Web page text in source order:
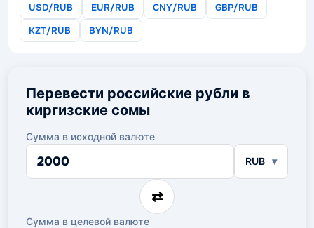
USD/RUB EUR/RUB CNY/RUB
GBP/RUB
KZT/RUB
BYN/RUB
Перевести российские рубли в
киргизские сомы
Сумма в исходной валюте
Сумма
исходной
RUB
⇄
Сумма в целевой валюте